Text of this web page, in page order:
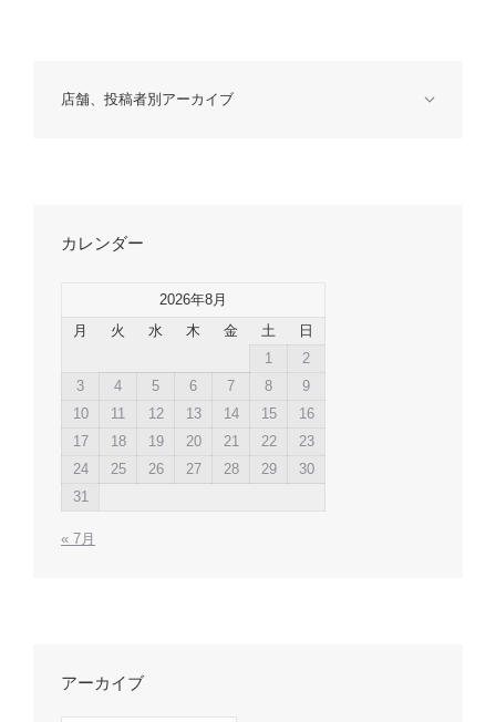
店舗、投稿者別アーカイブ
カレンダー
2026年8月
月
火 水 木 金 土
日
1
2
3
4 5 6 7 8
9
10
11 12 13 14 15
16
17
18 19 20 21 22
23
24
25 26 27 28 29
30
31
« 7月
アーカイブ